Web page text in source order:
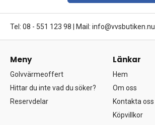
Tel: 08 - 551 123 98 Mail: info@vvsbutiken.nu
Meny
Golvvärmeoffert
Hittar du inte vad du söker?
Reservdelar
Länkar
Hem
Om oss
Kontakta oss
Köpvillkor